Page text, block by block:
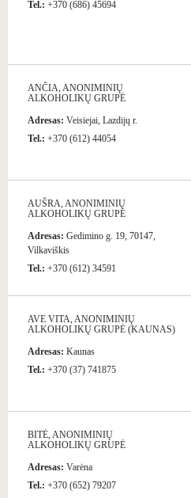
Tel.: +370 (686) 45694
ANČIA, ANONIMINIŲ
ALKOHOLIKŲ GRUPĖ
Adresas: Veisiejai, Lazdijų r.
Tel.: +370 (612) 44054
AUŠRA, ANONIMINIŲ
ALKOHOLIKŲ GRUPĖ
Adresas: Gedimino g. 19, 70147,
Vilkaviškis
Tel.: +370 (612) 34591
AVE VITA, ANONIMINIŲ
ALKOHOLIKŲ GRUPĖ (KAUNAS)
Adresas: Kaunas
Tel.: +370 (37) 741875
BITĖ, ANONIMINIŲ
ALKOHOLIKŲ GRUPĖ
Adresas: Varėna
Tel.: +370 (652) 79207